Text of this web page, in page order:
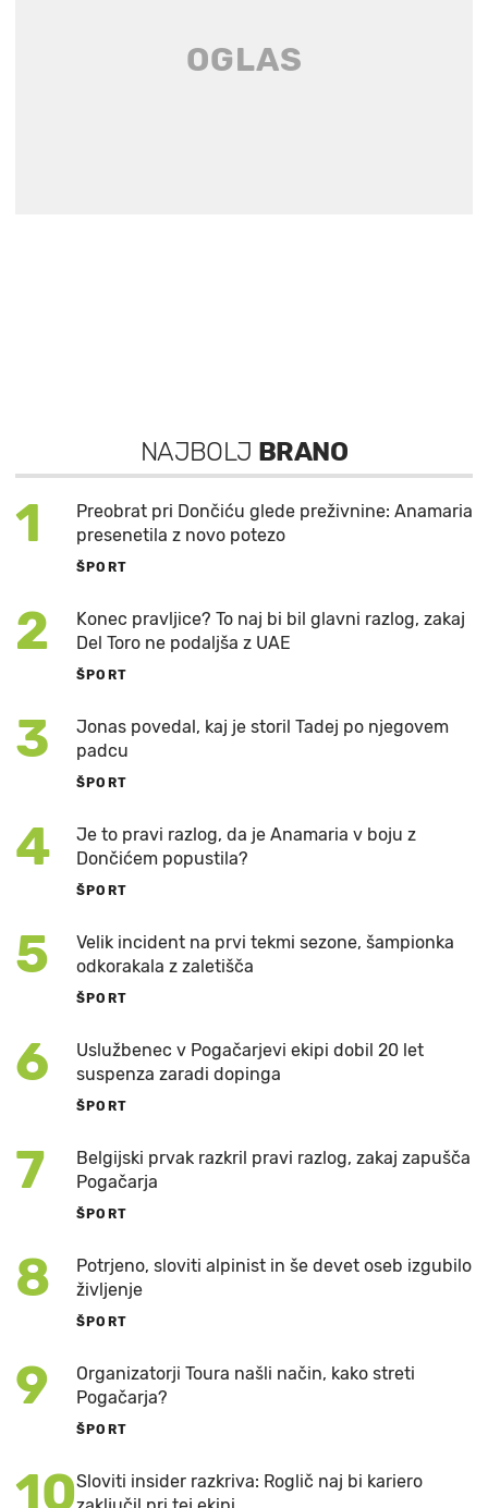
NAJBOLJ BRANO
1
Preobrat pri Dončiću glede preživnine: Anamaria
presenetila z novo potezo
ŠPORT
2
Konec pravljice? To naj bi bil glavni razlog, zakaj
Del Toro ne podaljša z UAE
ŠPORT
3
Jonas povedal, kaj je storil Tadej po njegovem
padcu
ŠPORT
4
Je to pravi razlog, da je Anamaria v boju z
Dončićem popustila?
ŠPORT
5
Velik incident na prvi tekmi sezone, šampionka
odkorakala z zaletišča
ŠPORT
6
Uslužbenec v Pogačarjevi ekipi dobil 20 let
suspenza zaradi dopinga
ŠPORT
7
Belgijski prvak razkril pravi razlog, zakaj zapušča
Pogačarja
ŠPORT
8
Potrjeno, sloviti alpinist in še devet oseb izgubilo
življenje
ŠPORT
9
Organizatorji Toura našli način, kako streti
Pogačarja?
ŠPORT
10Sloviti insider razkriva: Roglič naj bi kariero